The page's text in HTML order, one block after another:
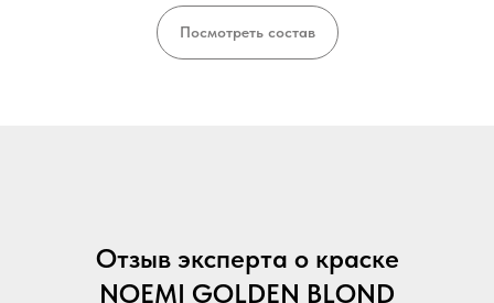
Посмотреть состав
Отзыв эксперта о краске
NOEMI GOLDEN BLOND